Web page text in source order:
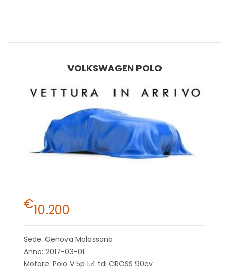
VOLKSWAGEN POLO
€10.200
Sede: Genova Molassana
Anno: 2017-03-01
Motore: Polo V 5p 1.4 tdi CROSS 90cv